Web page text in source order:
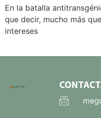
En la batalla
que decir, mucho más
intereses